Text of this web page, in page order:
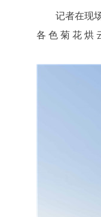
记者在现
各 色 菊 花 烘